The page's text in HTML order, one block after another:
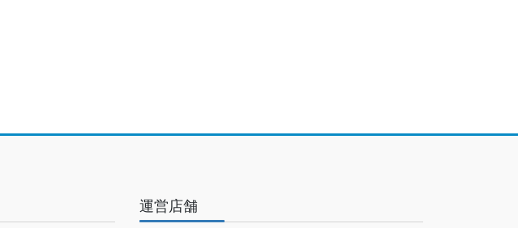
運営店舗